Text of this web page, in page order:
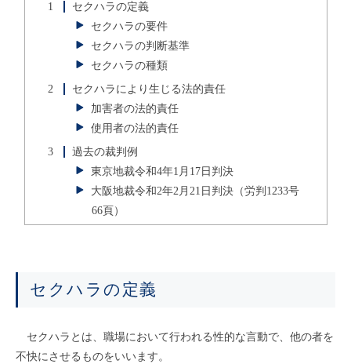
1
セクハラの定義
セクハラの要件
セクハラの判断基準
セクハラの種類
2
セクハラにより生じる法的責任
加害者の法的責任
使用者の法的責任
3
過去の裁判例
東京地裁令和4年1月17日判決
大阪地裁令和2年2月21日判決（労判1233号
66頁）
セクハラの定義
セクハラとは、職場において行われる性的な言動で、他の者を
不快にさせるものをいいます。